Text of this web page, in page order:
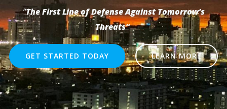
“The First Line of Defense Against Tomorrow’s
Threats”
GET STARTED TODAY LEARN MORE